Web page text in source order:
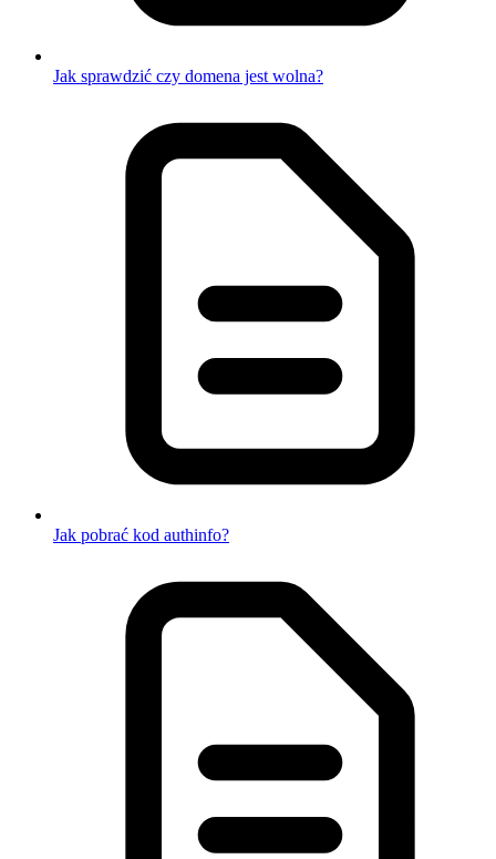
Jak sprawdzić czy domena jest wolna?
Jak pobrać kod authinfo?